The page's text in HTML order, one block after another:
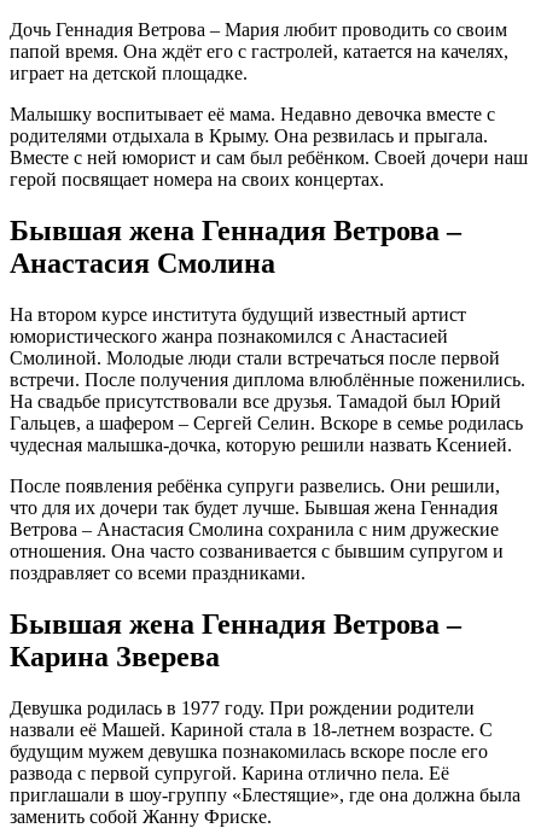
Дочь Геннадия Ветрова – Мария любит проводить со своим
папой время. Она ждёт его с гастролей, катается на качелях,
играет на детской площадке.
Малышку воспитывает её мама. Недавно девочка вместе с
родителями отдыхала в Крыму. Она резвилась и прыгала.
Вместе с ней юморист и сам был ребёнком. Своей дочери наш
герой посвящает номера на своих концертах.
Бывшая жена Геннадия Ветрова –
Анастасия Смолина
На втором курсе института будущий известный артист
юмористического жанра познакомился с Анастасией
Смолиной. Молодые люди стали встречаться после первой
встречи. После получения диплома влюблённые поженились.
На свадьбе присутствовали все друзья. Тамадой был Юрий
Гальцев, а шафером – Сергей Селин. Вскоре в семье родилась
чудесная малышка-дочка, которую решили назвать Ксенией.
После появления ребёнка супруги развелись. Они решили,
что для их дочери так будет лучше. Бывшая жена Геннадия
Ветрова – Анастасия Смолина сохранила с ним дружеские
отношения. Она часто созванивается с бывшим супругом и
поздравляет со всеми праздниками.
Бывшая жена Геннадия Ветрова –
Карина Зверева
Девушка родилась в 1977 году. При рождении родители
назвали её Машей. Кариной стала в 18-летнем возрасте. С
будущим мужем девушка познакомилась вскоре после его
развода с первой супругой. Карина отлично пела. Её
приглашали в шоу-группу «Блестящие», где она должна была
заменить собой Жанну Фриске.